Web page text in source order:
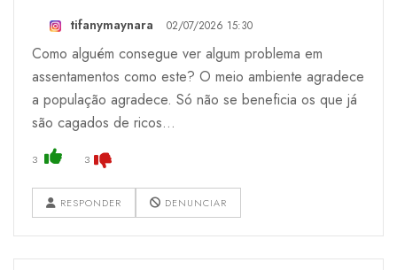
tifanymaynara 02/07/2026 15:30
Como alguém consegue ver algum problema em
assentamentos como este? O meio ambiente agradece
a população agradece. Só não se beneficia os que já
são cagados de ricos…
3 3
RESPONDER DENUNCIAR